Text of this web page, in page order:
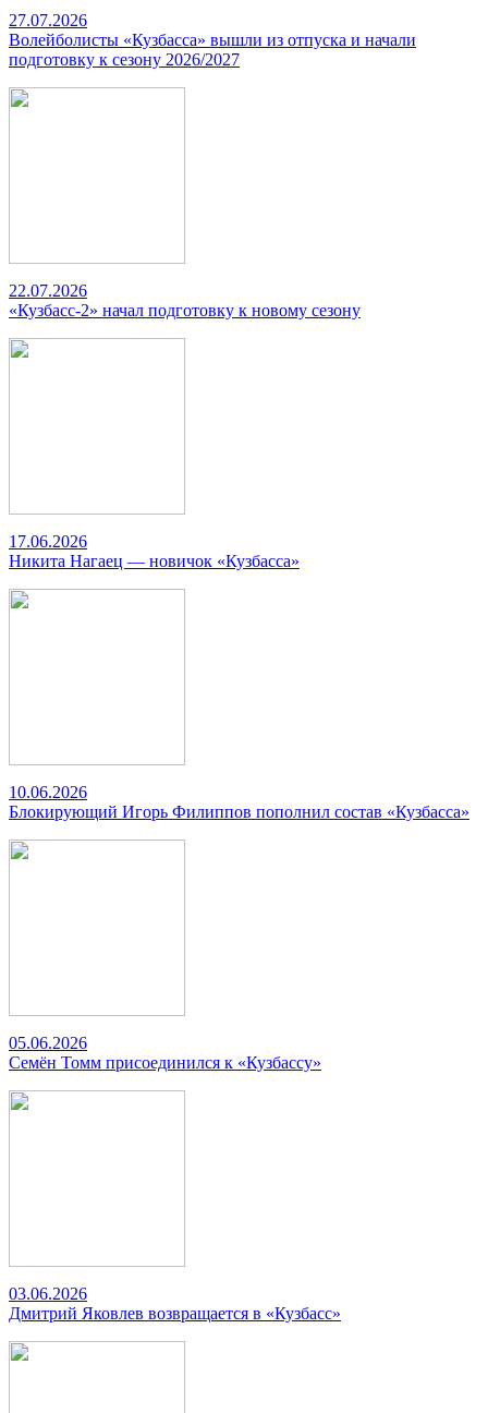
27.07.2026
Волейболисты «Кузбасса» вышли из отпуска и начали
подготовку к сезону 2026/2027
22.07.2026
«Кузбасс-2» начал подготовку к новому сезону
17.06.2026
Никита Нагаец — новичок «Кузбасса»
10.06.2026
Блокирующий Игорь Филиппов пополнил состав «Кузбасса»
05.06.2026
Семён Томм присоединился к «Кузбассу»
03.06.2026
Дмитрий Яковлев возвращается в «Кузбасс»